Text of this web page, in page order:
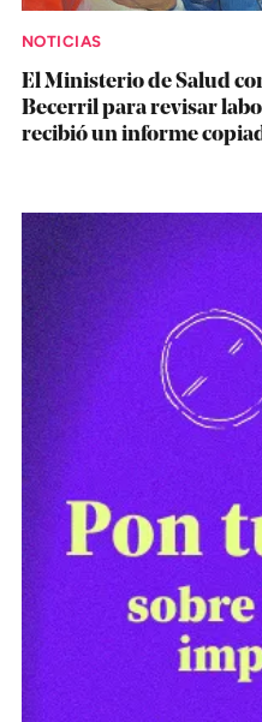
NOTICIAS
El Ministerio de Salud
Becerril para revisar
recibió un informe